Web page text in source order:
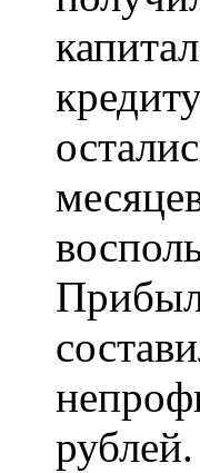
рублей.